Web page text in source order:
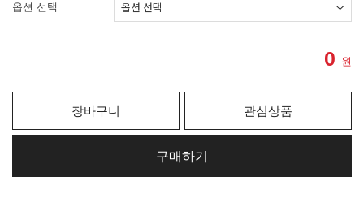
옵션 선택
0 원
장바구니 관심상품
구매하기